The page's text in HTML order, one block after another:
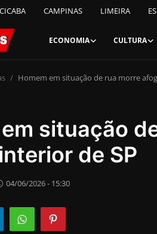
CAMPINAS LIMEIRA
ECONOMIA CULTURA
Homem em situação de rua morre
situação
de SP
04/06/2026 - 15:30